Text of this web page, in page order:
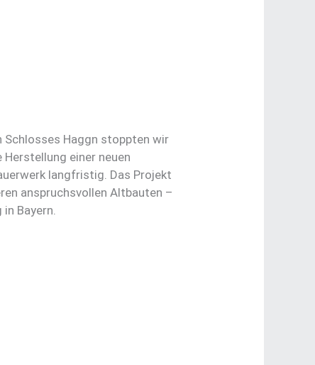
Schlosses Haggn stoppten wir
einer neuen
langfristig. Das Projekt
anspruchsvollen Altbauten –
Bayern.